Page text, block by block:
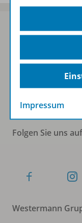
Zum
Folgen Sie uns
Westermann
Impressum